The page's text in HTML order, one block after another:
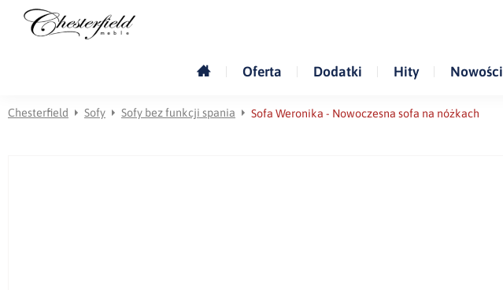
Oferta Dodatki Hity Nowości
Chesterfield Sofy Sofy bez funkcji spania Sofa Weronika - Nowoczesna sofa na nóżkach